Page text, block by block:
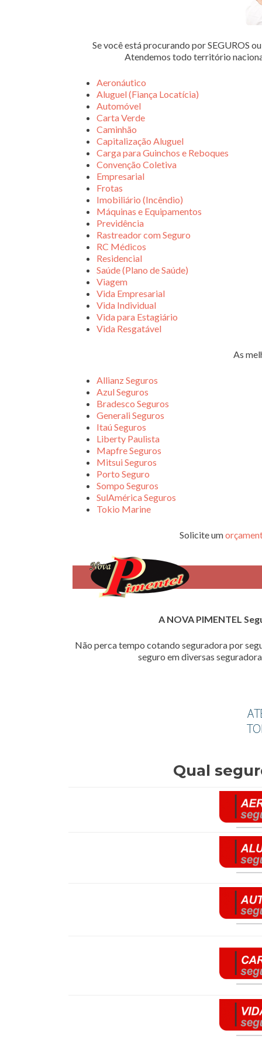
Se você está procurando por SEGUROS
Atendemos todo território
Aeronáutico
Aluguel (Fiança Locatícia)
Automóvel
Carta Verde
Caminhão
Capitalização Aluguel
Carga para Guinchos e Reboques
Convenção Coletiva
Empresarial
Frotas
Imobiliário (Incêndio)
Máquinas e Equipamentos
Previdência
Rastreador com Seguro
RC Médicos
Residencial
Saúde (Plano de Saúde)
Viagem
Vida Empresarial
Vida Individual
Vida para Estagiário
Vida Resgatável
As
Allianz Seguros
Azul Seguros
Bradesco Seguros
Generali Seguros
Itaú Seguros
Liberty Paulista
Mapfre Seguros
Mitsui Seguros
Porto Seguro
Sompo Seguros
SulAmérica Seguros
Tokio Marine
Solicite um
A NOVA PIMENTEL
Não perca tempo cotando seguradora por
seguro em diversas
Qual